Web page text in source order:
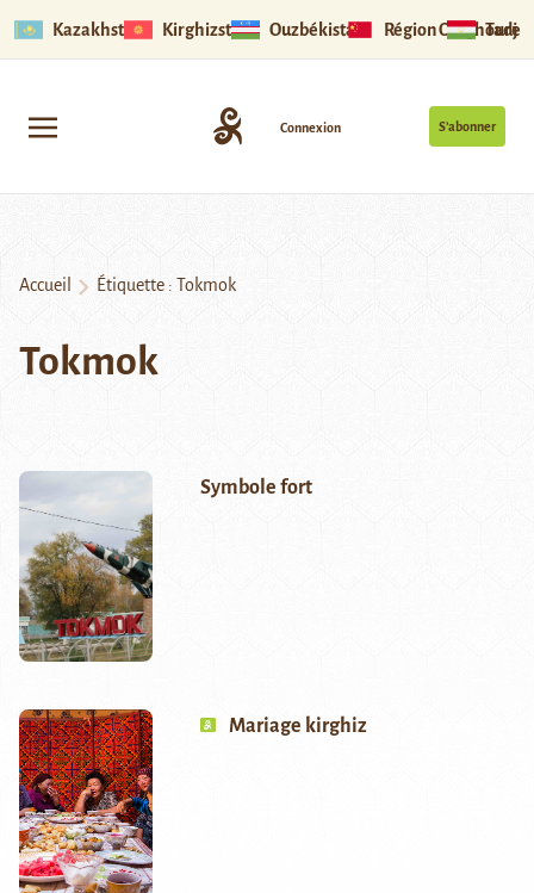
Kazakhstan Kirghizstan Ouzbékistan Région Ouïghoure
S’abonner
Connexion
Accueil Étiquette : Tokmok
Tokmok
Symbole fort
Mariage kirghiz